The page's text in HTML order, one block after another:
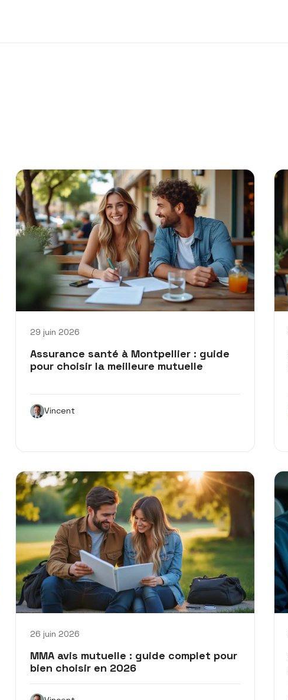
29 juin 2026
Assurance santé à Montpellier : guide
pour choisir la meilleure mutuelle
Vincent
26 juin 2026
MMA avis mutuelle : guide complet pour
bien choisir en 2026